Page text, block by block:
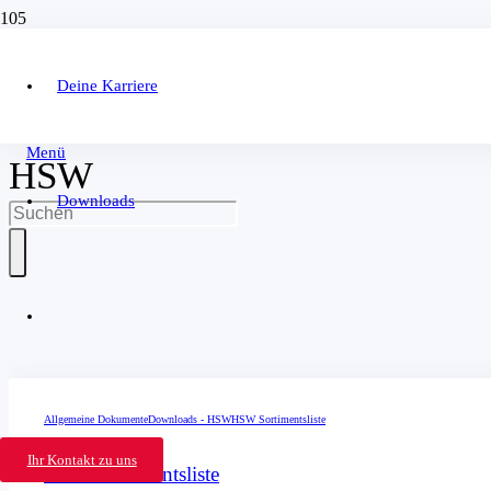
Deine Karriere
Downloads
Ihr Kontakt zu uns
Menü
HSW
Allgemeine DokumenteDownloads - HSWHSW Sortimentsliste
HSW Sortimentsliste